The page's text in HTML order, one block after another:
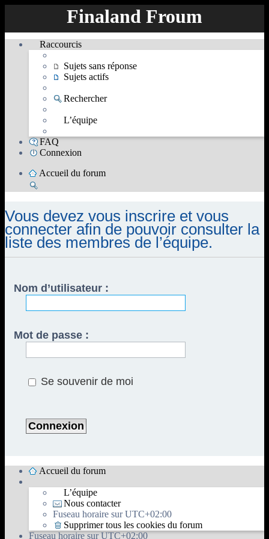
Finaland Froum
Raccourcis
Sujets sans réponse
Sujets actifs
Rechercher
L’équipe
FAQ
Connexion
Accueil du forum
Vous devez vous inscrire et vous
connecter afin de pouvoir consulter la
liste des membres de l’équipe.
Nom d’utilisateur :
Mot de passe :
Se souvenir de moi
Accueil du forum
L’équipe
Nous contacter
Fuseau horaire surUTC+02:00
Supprimer tous les cookies du forum
Fuseau horaire surUTC+02:00